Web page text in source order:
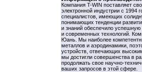
Компания T-WIN поставляет
электронной индустрии с 1994
специалистов, имеющих
понимающих тенденции
и знаний обеспечило успешную
и современных технологий.
Юань. Мы наиболее
металлов и аэродинамики,
устройств, отвечающих
мы достигли совершенства в
продолжать свое научно-
ваших запросов в этой сфере.